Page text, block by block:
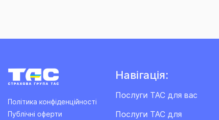
Політика конфіденційності
Публічні оферти
Навігація:
Послуги ТАС для вас
Послуги ТАС для